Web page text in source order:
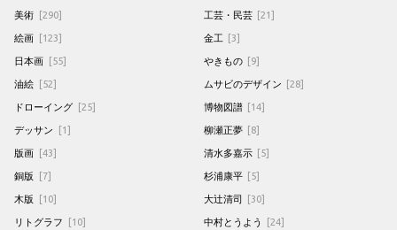
美術 [290]
絵画 [123]
日本画 [55]
油絵 [52]
ドローイング [25]
デッサン [1]
版画 [43]
銅版 [7]
木版 [10]
リトグラフ [10]
工芸・民芸 [21]
金工 [3]
やきもの [9]
ムサビのデザイン [28]
博物図譜 [14]
柳瀬正夢 [8]
清水多嘉示 [5]
杉浦康平 [5]
大辻清司 [30]
中村とうよう [24]